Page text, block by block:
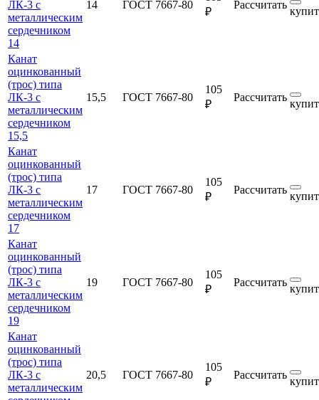
ЛК-3 с
металлическим
сердечником
14
14 ГОСТ 7667-80
₽
Рассчитать
Канат
оцинкованный
(трос) типа
ЛК-3 с
металлическим
сердечником
15,5
15,5 ГОСТ 7667-80
105
₽
Рассчитать
Канат
оцинкованный
(трос) типа
ЛК-3 с
металлическим
сердечником
17
17 ГОСТ 7667-80
105
₽
Рассчитать
Канат
оцинкованный
(трос) типа
ЛК-3 с
металлическим
сердечником
19
19 ГОСТ 7667-80
105
₽
Рассчитать
Канат
оцинкованный
(трос) типа
ЛК-3 с
металлическим
20,5 ГОСТ 7667-80
105
₽
Рассчитать